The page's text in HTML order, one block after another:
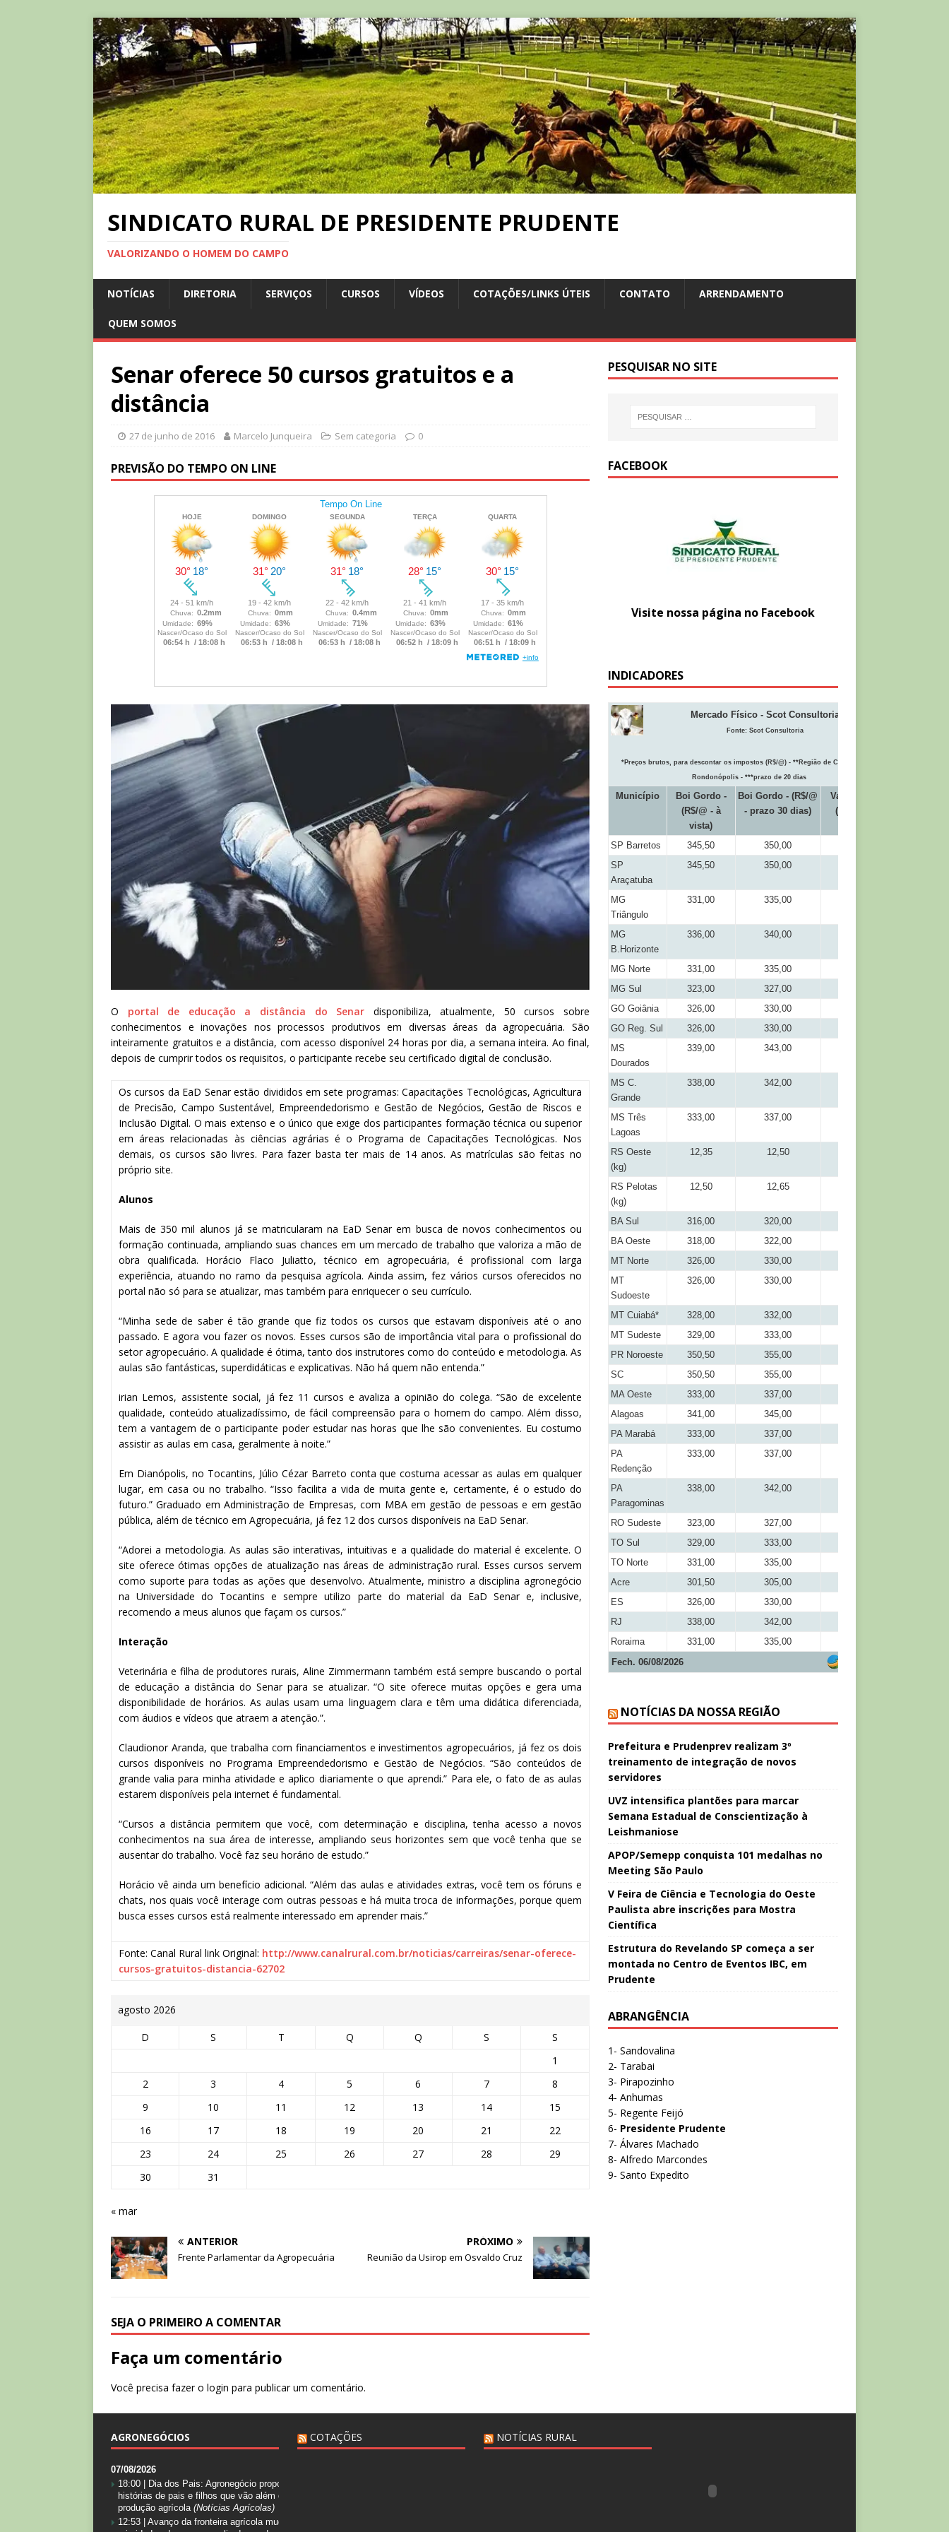
SINDICATO RURAL DE PRESIDENTE PRUDENTE
VALORIZANDO O HOMEM DO CAMPO
NOTÍCIAS DIRETORIA SERVIÇOS CURSOS VÍDEOS COTAÇÕES/LINKS ÚTEIS CONTATO ARRENDAMENTO
QUEM SOMOS
Senar oferece 50 cursos gratuitos e a
distância
27 de junho de 2016 Marcelo Junqueira Sem categoria 0
PREVISÃO DO TEMPO ON LINE
O portal de educação a distância do Senar disponibiliza, atualmente, 50 cursos sobre
conhecimentos e inovações nos processos produtivos em diversas áreas da agropecuária. São
inteiramente gratuitos e a distância, com acesso disponível 24 horas por dia, a semana inteira. Ao final,
depois de cumprir todos os requisitos, o participante recebe seu certificado digital de conclusão.
Os cursos da EaD Senar estão divididos em sete programas: Capacitações Tecnológicas, Agricultura
de Precisão, Campo Sustentável, Empreendedorismo e Gestão de Negócios, Gestão de Riscos e
Inclusão Digital. O mais extenso e o único que exige dos participantes formação técnica ou superior
em áreas relacionadas às ciências agrárias é o Programa de Capacitações Tecnológicas. Nos
demais, os cursos são livres. Para fazer basta ter mais de 14 anos. As matrículas são feitas no
próprio site.
Alunos
Mais de 350 mil alunos já se matricularam na EaD Senar em busca de novos conhecimentos ou
formação continuada, ampliando suas chances em um mercado de trabalho que valoriza a mão de
obra qualificada. Horácio Flaco Juliatto, técnico em agropecuária, é profissional com larga
experiência, atuando no ramo da pesquisa agrícola. Ainda assim, fez vários cursos oferecidos no
portal não só para se atualizar, mas também para enriquecer o seu currículo.
“Minha sede de saber é tão grande que fiz todos os cursos que estavam disponíveis até o ano
passado. E agora vou fazer os novos. Esses cursos são de importância vital para o profissional do
setor agropecuário. A qualidade é ótima, tanto dos instrutores como do conteúdo e metodologia. As
aulas são fantásticas, superdidáticas e explicativas. Não há quem não entenda.”
irian Lemos, assistente social, já fez 11 cursos e avaliza a opinião do colega. “São de excelente
qualidade, conteúdo atualizadíssimo, de fácil compreensão para o homem do campo. Além disso,
tem a vantagem de o participante poder estudar nas horas que lhe são convenientes. Eu costumo
assistir as aulas em casa, geralmente à noite.”
Em Dianópolis, no Tocantins, Júlio Cézar Barreto conta que costuma acessar as aulas em qualquer
lugar, em casa ou no trabalho. “Isso facilita a vida de muita gente e, certamente, é o estudo do
futuro.” Graduado em Administração de Empresas, com MBA em gestão de pessoas e em gestão
pública, além de técnico em Agropecuária, já fez 12 dos cursos disponíveis na EaD Senar.
“Adorei a metodologia. As aulas são interativas, intuitivas e a qualidade do material é excelente. O
site oferece ótimas opções de atualização nas áreas de administração rural. Esses cursos servem
como suporte para todas as ações que desenvolvo. Atualmente, ministro a disciplina agronegócio
na Universidade do Tocantins e sempre utilizo parte do material da EaD Senar e, inclusive,
recomendo a meus alunos que façam os cursos.”
Interação
Veterinária e filha de produtores rurais, Aline Zimmermann também está sempre buscando o portal
de educação a distância do Senar para se atualizar. “O site oferece muitas opções e gera uma
disponibilidade de horários. As aulas usam uma linguagem clara e têm uma didática diferenciada,
com áudios e vídeos que atraem a atenção.”.
Claudionor Aranda, que trabalha com financiamentos e investimentos agropecuários, já fez os dois
cursos disponíveis no Programa Empreendedorismo e Gestão de Negócios. “São conteúdos de
grande valia para minha atividade e aplico diariamente o que aprendi.” Para ele, o fato de as aulas
estarem disponíveis pela internet é fundamental.
“Cursos a distância permitem que você, com determinação e disciplina, tenha acesso a novos
conhecimentos na sua área de interesse, ampliando seus horizontes sem que você tenha que se
ausentar do trabalho. Você faz seu horário de estudo.”
Horácio vê ainda um benefício adicional. “Além das aulas e atividades extras, você tem os fóruns e
chats, nos quais você interage com outras pessoas e há muita troca de informações, porque quem
busca esses cursos está realmente interessado em aprender mais.”
Fonte: Canal Rural link Original: http://www.canalrural.com.br/noticias/carreiras/senar-oferece-
cursos-gratuitos-distancia-62702
agosto 2026
D S T Q Q S
S
1
2
3 4 5 6 7
8
9
10 11 12 13 14
15
16
17 18 19 20 21
22
23
24 25 26 27 28
29
30
31
« mar
ANTERIOR
Frente Parlamentar da Agropecuária
PRÓXIMO
Reunião da Usirop em Osvaldo Cruz
SEJA O PRIMEIRO A COMENTAR
Faça um comentário
Você precisa fazer o login para publicar um comentário.
PESQUISAR NO SITE
FACEBOOK
Visite nossa página no Facebook
INDICADORES
Mercado Físico - Scot Consultoria
Fonte:Scot Consultoria
*Preços brutos, para descontar os impostos (R$/@) - **Região de Cuiabá inclui
Rondonópolis - ***prazo de 20 dias
Município
Boi Gordo -
(R$/@ - à
vista)
Boi Gordo - (R$/@
- prazo 30 dias)
Vaca Gorda
(R$/@ - à
SP Barretos
345,50 350,00
SP
Araçatuba
345,50 350,00
MG
Triângulo
331,00 335,00
MG
B.Horizonte
336,00 340,00
MG Norte 331,00 335,00
MG Sul
323,00 327,00
GO Goiânia
326,00 330,00
GO Reg. Sul
326,00 330,00
MS
Dourados
339,00 343,00
MS C.
Grande
338,00 342,00
MS Três
Lagoas
333,00 337,00
RS Oeste
(kg)
12,35 12,50
RS Pelotas
(kg)
12,50 12,65
BA Sul 316,00 320,00
BA Oeste
318,00 322,00
MT Norte
326,00 330,00
MT
Sudoeste
326,00 330,00
MT Cuiabá* 328,00 332,00
MT Sudeste
329,00 333,00
PR Noroeste
350,50 355,00
SC
350,50 355,00
MA Oeste
333,00 337,00
Alagoas
341,00 345,00
PA Marabá
333,00 337,00
PA
Redenção
333,00 337,00
PA
Paragominas
338,00 342,00
RO Sudeste 323,00 327,00
TO Sul
329,00 333,00
TO Norte
331,00 335,00
Acre
301,50 305,00
ES
326,00 330,00
RJ
338,00 342,00
Roraima
331,00 335,00
Fech. 06/08/2026
NOTÍCIAS DA NOSSA REGIÃO
Prefeitura e Prudenprev realizam 3º
treinamento de integração de novos
servidores
UVZ intensifica plantões para marcar
Semana Estadual de Conscientização à
Leishmaniose
APOP/Semepp conquista 101 medalhas no
Meeting São Paulo
V Feira de Ciência e Tecnologia do Oeste
Paulista abre inscrições para Mostra
Científica
Estrutura do Revelando SP começa a ser
montada no Centro de Eventos IBC, em
Prudente
ABRANGÊNCIA
1- Sandovalina
2- Tarabai
3- Pirapozinho
4- Anhumas
5- Regente Feijó
6- Presidente Prudente
7- Álvares Machado
8- Alfredo Marcondes
9- Santo Expedito
AGRONEGÓCIOS
07/08/2026
18:00 |
Dia dos Pais: Agronegócio proporciona
histórias de pais e filhos que vão além da
produção agrícola (Notícias Agrícolas)
12:53 | Avanço da fronteira agrícola muda
COTAÇÕES NOTÍCIAS RURAL